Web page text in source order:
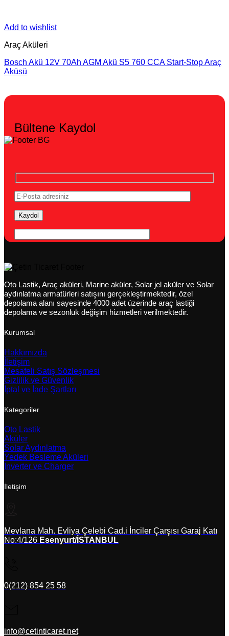
Add to wishlist
Araç Aküleri
Bosch Akü 12V 70Ah AGM Akü S5 760 CCA Start-Stop Araç
Aküsü
Bültene Kaydol
Oto Lastik, Araç aküleri, Marine aküler, Solar jel aküler ve Solar
aydınlatma armatürleri satışını gerçekleştirmektedir, özel
depolama alanı sayesinde 4000 adet üzerinde araç lastiği
depolama ve sezonluk değişim hizmetleri verilmektedir.
Kurumsal
Hakkımızda
İletişim
Mesafeli Satış Sözleşmesi
Gizlilik ve Güvenlik
İptal ve İade Şartları
Kategoriler
Oto Lastik
Aküler
Solar Aydınlatma
Yedek Besleme Aküleri
İnverter ve Charger
İletişim
Mevlana Mah. Evliya Çelebi Cad.i İnciler Çarşısı Garaj Katı
No:4/126 Esenyurt/İSTANBUL
0(212) 854 25 58
info@cetinticaret.net